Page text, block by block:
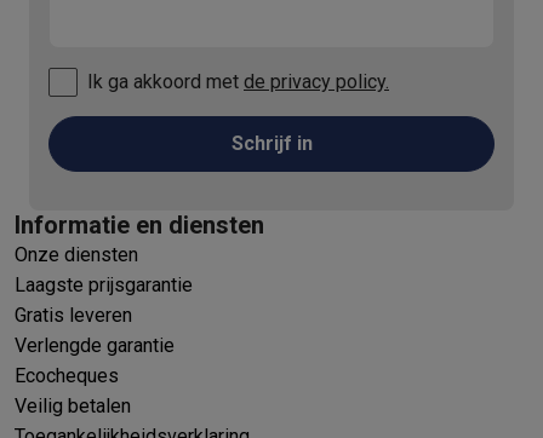
Ik ga akkoord met de privacy policy.
Schrijf in
Informatie en diensten
Onze diensten
Laagste prijsgarantie
Gratis leveren
Verlengde garantie
Ecocheques
Veilig betalen